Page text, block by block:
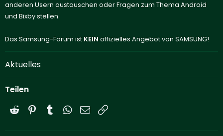
anderen Usern austauschen oder Fragen zum Thema Android
und Bixby stellen.
Das Samsung-Forum ist KEIN offizielles Angebot von SAMSUNG!
Aktuelles
Teilen
Reddit PinterestTumblrWhatsApp
E-Mail